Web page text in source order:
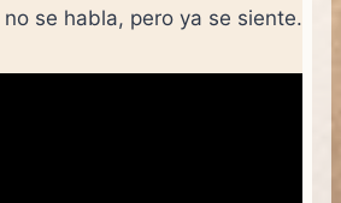
se habla, pero ya se siente.